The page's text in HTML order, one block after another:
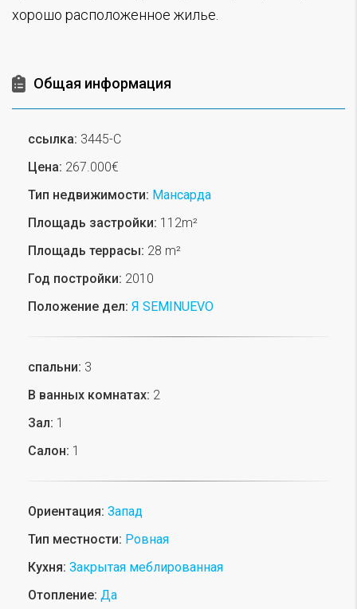
хорошо расположенное жилье.
Общая информация
ссылка: 3445-C
Цена: 267.000€
Тип недвижимости: Мансарда
Площадь застройки: 112m²
Площадь террасы: 28 m²
Год постройки: 2010
Положение дел: Я SEMINUEVO
спальни: 3
В ванных комнатах: 2
Зал: 1
Салон: 1
Ориентация: Запад
Тип местности: Ровная
Кухня: Закрытая меблированная
Отопление: Да